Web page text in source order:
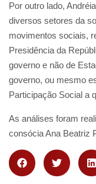
Por outro lado,
diversos setores da
movimentos sociais,
Presidência da
governo e não de
governo, ou mesmo
Participação Social a
As análises foram
consócia Ana Beatriz